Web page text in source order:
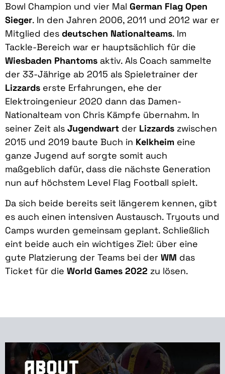
Bowl Champion und vier Mal German Flag Open
Sieger. In den Jahren 2006, 2011 und 2012 war er
Mitglied des deutschen Nationalteams. Im
Tackle-Bereich war er hauptsächlich für die
Wiesbaden Phantoms aktiv. Als Coach sammelte
der 33-Jährige ab 2015 als Spieletrainer der
Lizzards erste Erfahrungen, ehe der
Elektroingenieur 2020 dann das Damen-
Nationalteam von Chris Kämpfe übernahm. In
seiner Zeit als Jugendwart der Lizzards zwischen
2015 und 2019 baute Buch in Kelkheim eine
ganze Jugend auf sorgte somit auch
maßgeblich dafür, dass die nächste Generation
nun auf höchstem Level Flag Football spielt.
Da sich beide bereits seit längerem kennen, gibt
es auch einen intensiven Austausch. Tryouts und
Camps wurden gemeinsam geplant. Schließlich
eint beide auch ein wichtiges Ziel: über eine
gute Platzierung der Teams bei der WM das
Ticket für die World Games 2022 zu lösen.